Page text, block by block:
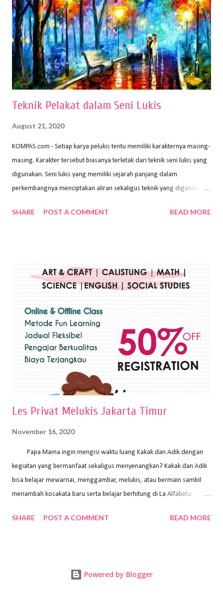
nyaman dan maksimal. Bahan kertas yang baik salah satu syaratnya
adalah tidak mudah sobek, mengingat menggambar merupakan
proses menggores dan menghapus. Kertas adalah bahan yang paling
ideal digunakan untuk menggambar. Dalam menggambar
menggunakan pen...
Teknik Pelakat dalam Seni Lukis
August 21, 2020
KOMPAS.com - Setiap karya pelukis tentu memiliki karakternya masing-
masing. Karakter tersebut biasanya terletak dari teknik seni lukis yang
digunakan. Seni lukis yang memiliki sejarah panjang dalam
perkembangnya menciptakan aliran sekaligus teknik yang digunakan.
Wayan Kun Adnyana, teknik yang berbeda tentunya akan
menggunakan bahan dasar cat air, cat akrilik, atau cat minyak dengan
sapuan warna cat yang tebal. Dengan memberikan sapuan warna
pelukis untuk menghasilkan lukisan yang mempesona dan tentunya
bernilai tinggi. Ciri teknik plakat Ciri-ciri teknik plakat, yaitu: Sapuan
warna yang kental dan tebal. Hasil lukisan menutupi seluruh bagian
medianya Mem...
SHARE POST A COMMENT READ MORE
Les Privat Melukis Jakarta Timur
November 16, 2020
Papa Mama ingin mengisi waktu luang Kakak dan Adik dengan
kegiatan yang bermanfaat sekaligus menyenangkan? Kakak dan Adik
bisa belajar mewarnai, menggambar, melukis, atau bermain sambil
menambah kosakata baru serta belajar berhitung di La Alfabeta.
kok untuk mengajar dengan metode yang fun, La Alfabeta
Alfabeta. ⁣⁣⁣⁣Ada pilihan online class maupun offline class lho! Cek
SHARE POST A COMMENT READ MORE
Powered by Blogger